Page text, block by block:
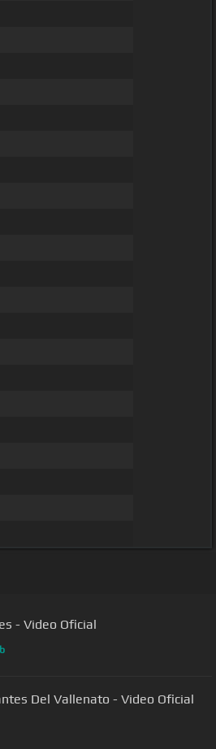
- Video Oficial
b
Del Vallenato - Video Oficial